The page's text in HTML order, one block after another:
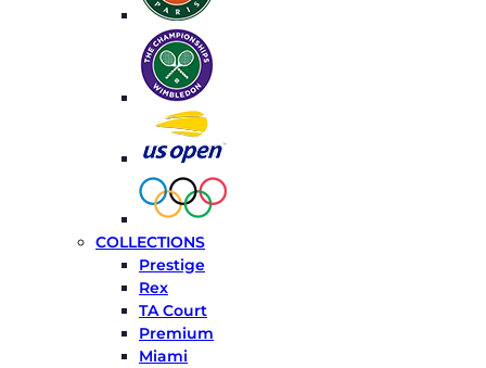
COLLECTIONS
Prestige
Rex
TA Court
Premium
Miami